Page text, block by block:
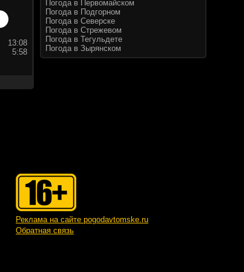
13:08
5:58
Погода в Первомайском
Погода в Подгорном
Погода в Северске
Погода в Стрежевом
Погода в Тегульдете
Погода в Зырянском
Реклама на сайте pogodavtomske.ru
Обратная связь